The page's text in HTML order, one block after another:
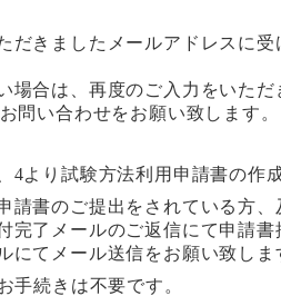
だきましたメールアドレスに
場合は、再度のご入力をいただ
問い合わせをお願い致します。
4より試験方法利用申請書の作
請書のご提出をされている方
完了メールのご返信にて申請
にてメール送信をお願い致しま
手続きは不要です。